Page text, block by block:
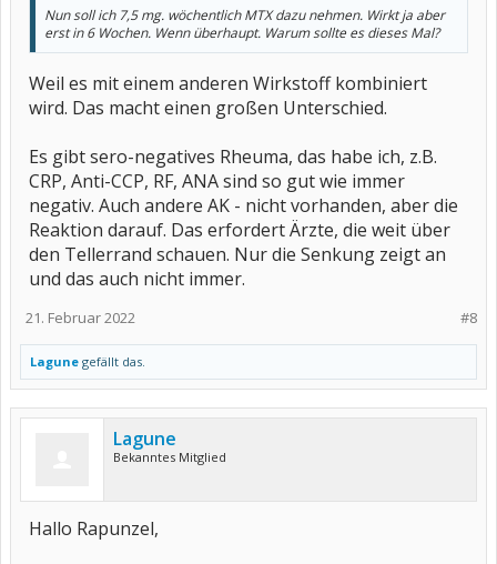
Nun soll ich 7,5 mg. wöchentlich MTX dazu nehmen. Wirkt ja aber
erst in 6 Wochen. Wenn überhaupt. Warum sollte es dieses Mal?
Weil es mit einem anderen Wirkstoff kombiniert
wird. Das macht einen großen Unterschied.
Es gibt sero-negatives Rheuma, das habe ich, z.B.
CRP, Anti-CCP, RF, ANA sind so gut wie immer
negativ. Auch andere AK - nicht vorhanden, aber die
Reaktion darauf. Das erfordert Ärzte, die weit über
den Tellerrand schauen. Nur die Senkung zeigt an
und das auch nicht immer.
#8
21. Februar 2022
Lagune gefällt das.
Lagune
Bekanntes Mitglied
Hallo Rapunzel,